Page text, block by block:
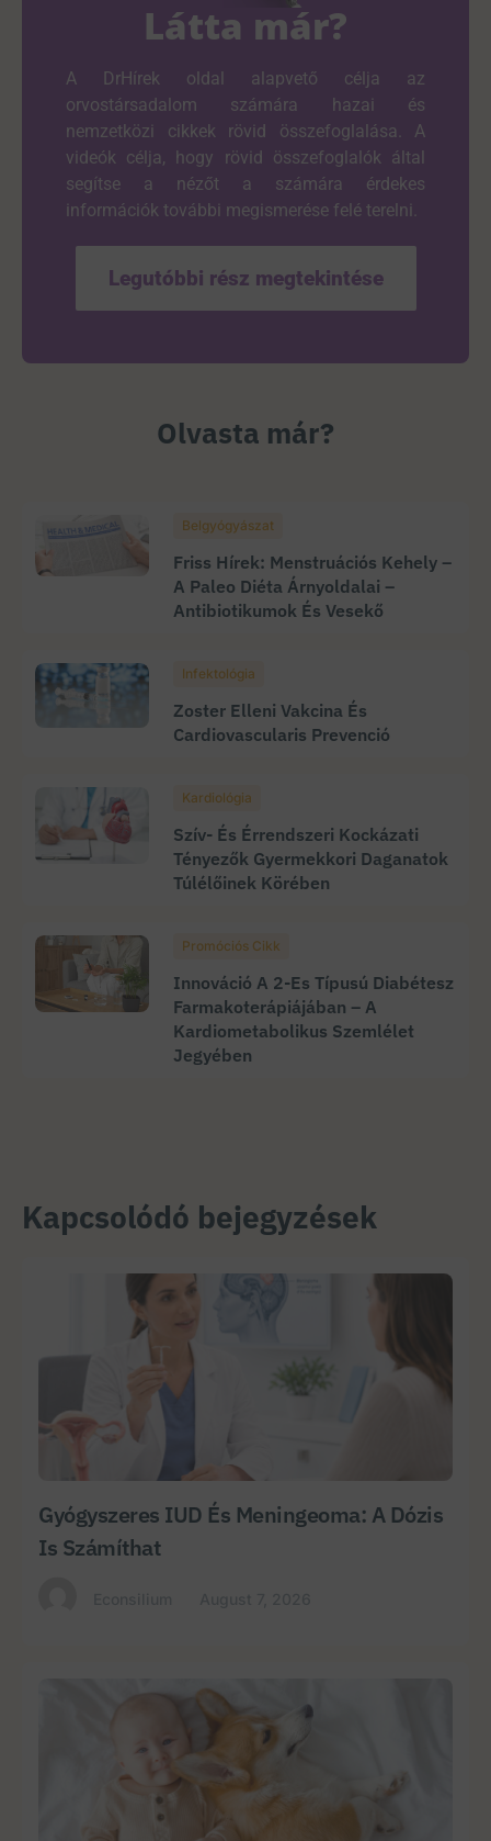
Látta már?
A DrHírek oldal alapvető célja az
orvostársadalom számára hazai és
nemzetközi cikkek rövid összefoglalása. A
videók célja, hogy rövid összefoglalók által
segítse a nézőt a számára érdekes
információk további megismerése felé terelni.
Legutóbbi rész megtekintése
Olvasta már?
Belgyógyászat
Friss Hírek: Menstruációs Kehely –
A Paleo Diéta Árnyoldalai –
Antibiotikumok És Vesekő
Infektológia
Zoster Elleni Vakcina És
Cardiovascularis Prevenció
Kardiológia
Szív- És Érrendszeri Kockázati
Tényezők Gyermekkori Daganatok
Túlélőinek Körében
Promóciós Cikk
Innováció A 2-Es Típusú Diabétesz
Farmakoterápiájában – A
Kardiometabolikus Szemlélet
Jegyében
Kapcsolódó bejegyzések
Gyógyszeres IUD És Meningeoma: A Dózis
Is Számíthat